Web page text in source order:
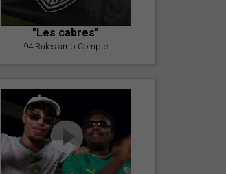
"Les cabres"
94 Rules amb Compte